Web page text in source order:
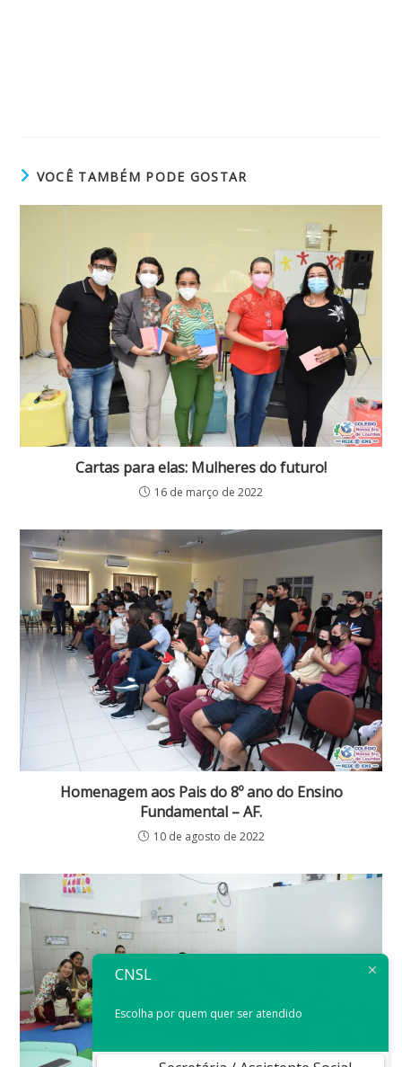
VOCÊ TAMBÉM PODE GOSTAR
Cartas para elas: Mulheres do futuro!
16 de março de 2022
Homenagem aos Pais do 8º ano do Ensino
Fundamental – AF.
10 de agosto de 2022
CNSL
Escolha por quem quer ser atendido